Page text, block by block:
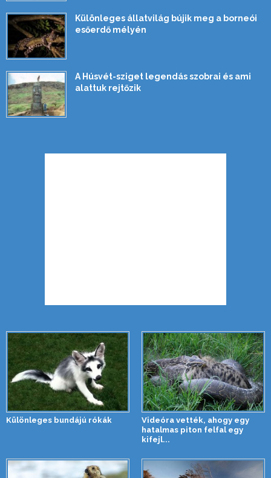
Különleges állatvilág bújik meg a borneói
esőerdő mélyén
A Húsvét-sziget legendás szobrai és ami
alattuk rejtőzik
Különleges bundájú rókák
Videóra vették, ahogy egy
hatalmas piton felfal egy
kifejl...